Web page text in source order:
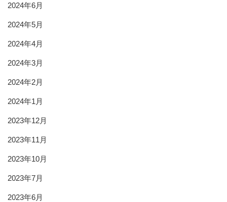
2024年6月
2024年5月
2024年4月
2024年3月
2024年2月
2024年1月
2023年12月
2023年11月
2023年10月
2023年7月
2023年6月